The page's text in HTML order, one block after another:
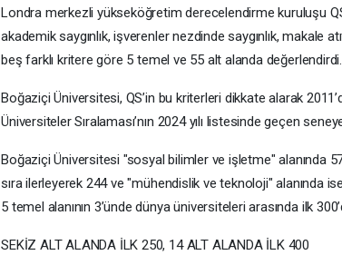
Londra merkezli yükseköğretim derecelendirme kuruluşu
akademik saygınlık, işverenler nezdinde saygınlık, makale
beş farklı kritere göre 5 temel ve 55 alt alanda değerlendirdi.
Boğaziçi Üniversitesi, QS’in bu kriterleri dikkate alarak
Üniversiteler Sıralaması’nın 2024 yılı listesinde geçen
Boğaziçi Üniversitesi "sosyal bilimler ve işletme" alanında
sıra ilerleyerek 244 ve "mühendislik ve teknoloji" alanında
5 temel alanının 3’ünde dünya üniversiteleri arasında ilk
SEKİZ ALT ALANDA İLK 250, 14 ALT ALANDA İLK 400